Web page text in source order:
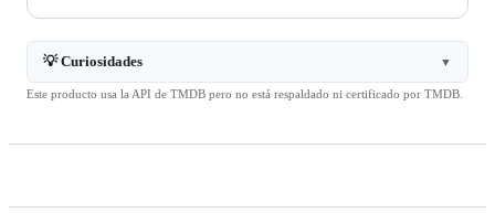
💡 Curiosidades ▼
Este producto usa la API de TMDB pero no está respaldado ni certificado por TMDB.